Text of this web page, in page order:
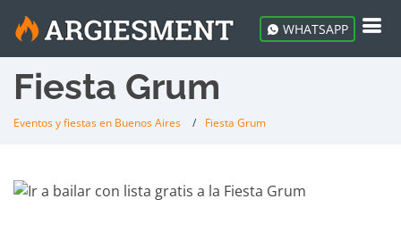
WHATSAPP
Fiesta Grum
Eventos y fiestas en Buenos Aires Fiesta Grum